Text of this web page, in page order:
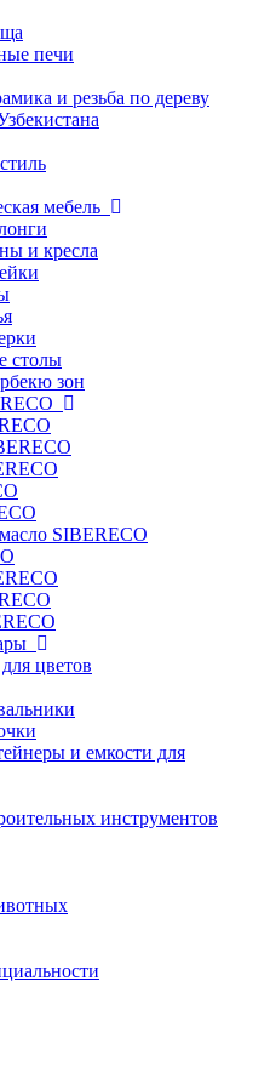
печи
и резьба по дереву
мебель
и кресла
столы
зон
SIBERECO
цветов
и емкости для
инструментов